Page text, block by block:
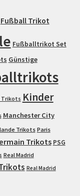
Fußball Trikot
Fußballtrikot Set
Günstige
Trikots Kinder
Manchester City
Trikots Paris
Trikots PSG
Real Madrid
Real Madrid